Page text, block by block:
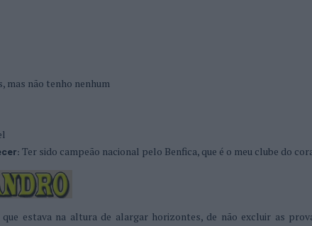
mas não tenho nenhum
Ter sido campeão nacional pelo Benfica, que é o meu clube do
estava na altura de alargar horizontes, de não excluir as